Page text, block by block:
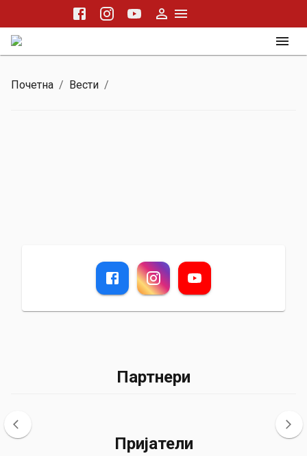
Почетна / Вести /
Партнери
Пријатели